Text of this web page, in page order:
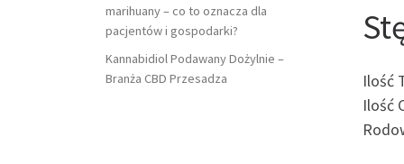
Ilość
Ilość
marihuany – co to oznacza dla
pacjentów i gospodarki?
Kannabidiol Podawany Dożylnie –
Branża CBD Przesadza